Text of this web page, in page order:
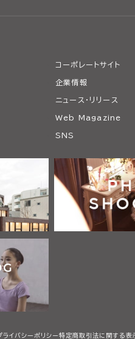
コーポレートサイト
企業情報
ニュース・リリース
Web Magazine
SNS
ライバシーポリシー特定商取引法に関する表